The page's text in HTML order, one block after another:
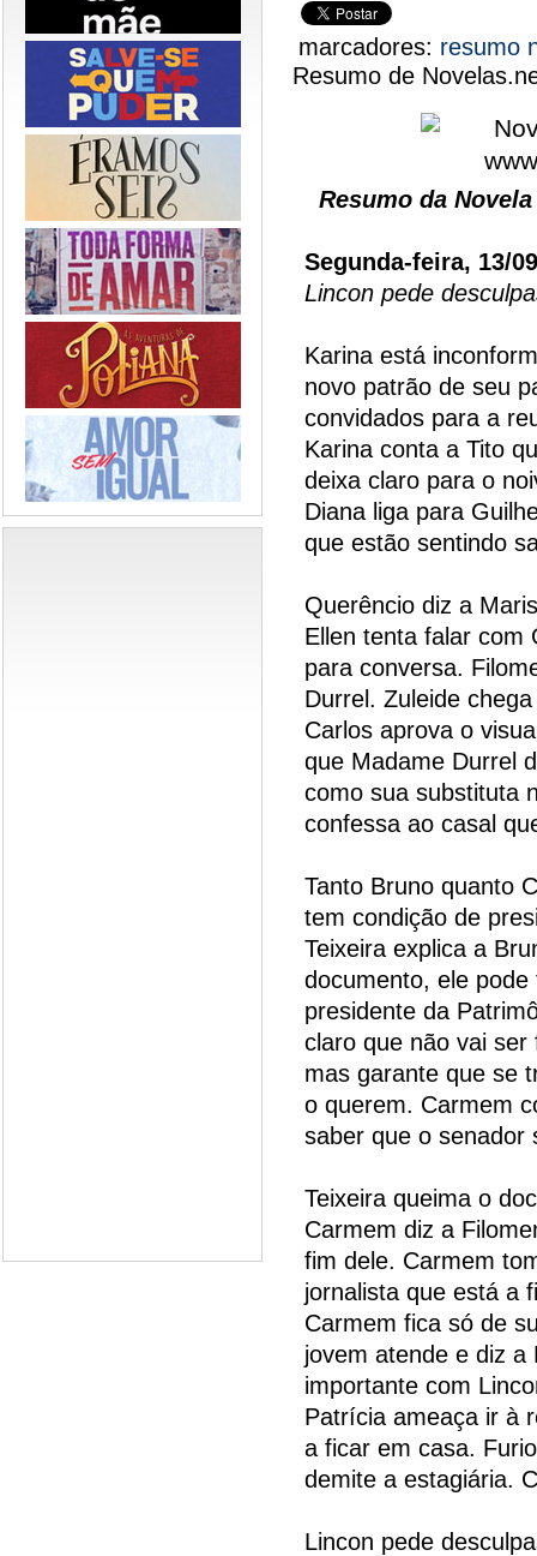
marcadores: resumo
Resumo de
Resumo da
Segunda-feira, 13/
Lincon pede
Karina está
novo patrão de seu
convidados para a
Karina conta a Tito
deixa claro para o
Diana liga para
que estão sentindo
Querêncio diz a
Ellen tenta falar com
para conversa.
Durrel. Zuleide
Carlos aprova o
que Madame Durrel
como sua substituta
confessa ao casal
Tanto Bruno quanto
tem condição de
Teixeira explica a
documento, ele
presidente da
claro que não vai ser
mas garante que se
o querem. Carmem
saber que o senador
Teixeira queima o
Carmem diz a
fim dele. Carmem
jornalista que está a
Carmem fica só de
jovem atende e diz
importante com
Patrícia ameaça ir à
a ficar em casa.
demite a estagiária.
Lincon pede